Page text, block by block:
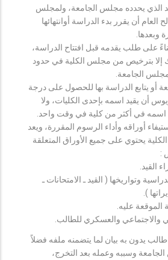
الذي يحدده مجلس الجامعة، ولمجلس
العام أن يقرر بدء الدراسة أوانتهائها
وبعدها.
على طلب يقدمه قبل افتتاح الدراسة،
إلا بترخيص من مجلس الكلية في حدود
مجلس الجامعة.
أو يتابع الدراسة بها للحصول على درجة
أن يقيد اسمه بإحدى الكليات، ولا
اسمه في أكثر من كلية في وقت واحد.
أوراقه وأداء الرسوم المقررة، ويعد
يحتوي على جميع الأوراق المتعلقة
:
القيد.
وتواريخها ( القيد ـ الامتحانات ـ
).
الموقعة عليه.
والاجتماعي والعسكري للطالب.
يدون به بيان لما يتضمنه ملفه فضلاً
وسببه وعمله بعد التخرج،